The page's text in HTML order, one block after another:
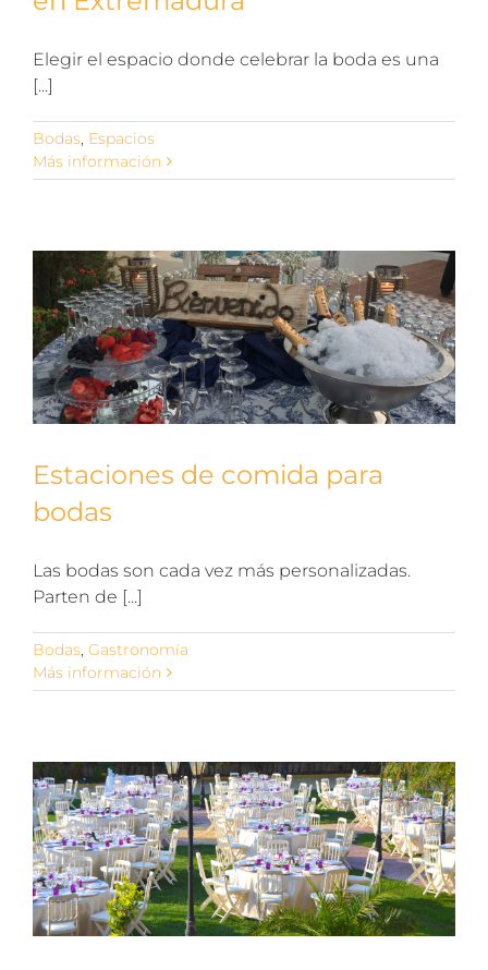
Elegir el espacio donde celebrar la boda es una
[...]
Bodas Espacios
Más información
Estaciones de comida para
bodas
Las bodas son cada vez más personalizadas.
Parten de [...]
Bodas, Gastronomía
Más información